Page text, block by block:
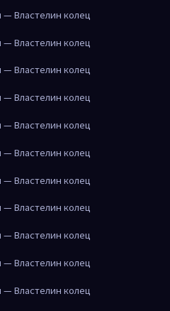
— Властелин колец
— Властелин колец
— Властелин колец
— Властелин колец
— Властелин колец
— Властелин колец
— Властелин колец
— Властелин колец
— Властелин колец
— Властелин колец
— Властелин колец